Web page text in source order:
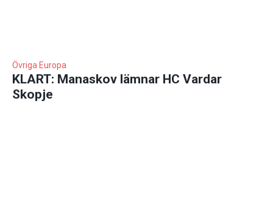
Övriga Europa
KLART: Manaskov lämnar HC Vardar
Skopje